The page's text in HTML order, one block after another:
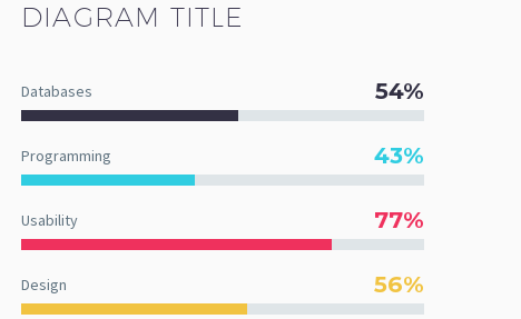
DIAGRAM TITLE
Databases 54%
Programming 43%
Usability 77%
Design 56%